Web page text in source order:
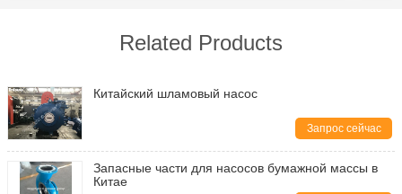
Related Products
Китайский шламовый насос
Запрос сейчас
Запасные части для насосов бумажной массы в
Китае